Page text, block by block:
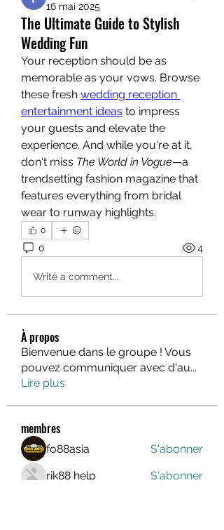
16 mai 2025
The Ultimate Guide to Stylish
Wedding Fun
Your reception should be as
memorable as your vows. Browse
these fresh wedding reception
entertainment ideas to impress
your guests and elevate the
experience. And while you're at it,
don't miss The World in Vogue—a
trendsetting fashion magazine that
features everything from bridal
wear to runway highlights.
0
0 4
Write a comment...
À propos
Bienvenue dans le groupe ! Vous
pouvez communiquer avec d'au...
Lire plus
membres
fo88asia
S'abonner
rik88 help
S'abonner